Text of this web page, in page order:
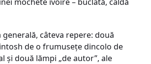
câteva repere: două
de o frumuseţe dincolo de
şi două lămpi „de autor”, ale